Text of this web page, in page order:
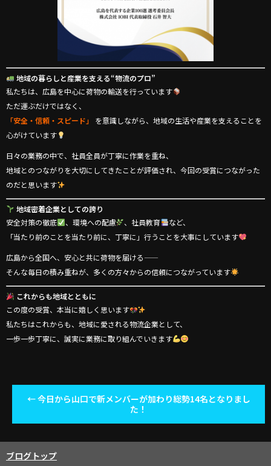
地域の暮らしと産業を支える“物流のプロ”
私たちは、広島を中心に荷物の輸送を行っています
ただ運ぶだけではなく、
「安全・信頼・スピード」
を意識しながら、地域の生活や産業を支えることを
心がけています
日々の業務の中で、社員全員が丁寧に作業を重ね、
地域とのつながりを大切にしてきたことが評価され、今回の受賞につながった
のだと思います
地域密着企業としての誇り
安全対策の徹底
、環境への配慮 、社員教育
など、
「当たり前のことを当たり前に、丁寧に」行うことを大事にしています
広島から全国へ、安心と共に荷物を届ける——
そんな毎日の積み重ねが、多くの方々からの信頼につながっています
これからも地域とともに
この度の受賞、本当に嬉しく思います
私たちはこれからも、地域に愛される物流企業として、
一歩一歩丁寧に、誠実に業務に取り組んでいきます
←今日から山口で新メンバーが加わり総勢14名となりまし
た！
ブログトップ